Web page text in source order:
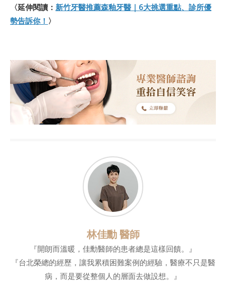
〈延伸閱讀： 新竹牙醫推薦森釉牙醫｜6大挑選重點、診所優
勢告訴你！ 〉
林佳勳 醫師
『開朗而溫暖，佳勳醫師的患者總是這樣回饋。』
『台北榮總的經歷，讓我累積困難案例的經驗，醫療不只是醫
病，而是要從整個人的層面去做設想。』